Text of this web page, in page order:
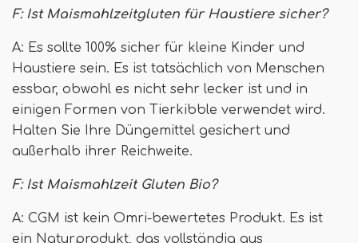
F: Ist Maismahlzeitgluten für Haustiere sicher?
A: Es sollte 100% sicher für kleine Kinder und
Haustiere sein. Es ist tatsächlich von Menschen
essbar, obwohl es nicht sehr lecker ist und in
einigen Formen von Tierkibble verwendet wird.
Halten Sie Ihre Düngemittel gesichert und
außerhalb ihrer Reichweite.
F: Ist Maismahlzeit Gluten Bio?
A: CGM ist kein Omri-bewertetes Produkt. Es ist
ein Naturprodukt, das vollständig aus